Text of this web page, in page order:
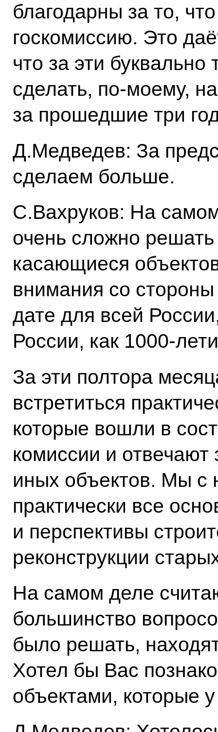
благодарны за то,
госкомиссию. Это
что за эти
сделать, по‑моему,
за прошедшие три
Д.Медведев: За
сделаем больше.
С.Вахруков: На
очень сложно
касающиеся
внимания со
дате для всей
России, как 1000-
За эти полтора
встретиться
которые вошли в
комиссии и отвечают
иных объектов. Мы с
практически все
и перспективы
реконструкции
На самом деле
большинство
было решать,
Хотел бы Вас
объектами, которые